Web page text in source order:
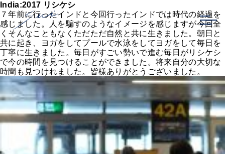
India:2017 リシケシ
７年前に行ったインドと今回行ったインドでは時代の経過を
感じました。人を騙すのようなイメージを感じますが今回全
くそんなこともなくただただ自然と共に生きました。朝日と
共に起き、ヨガをしてプールで水泳をしてヨガをして毎日を
丁寧に生きました。毎日がすごい勢いで進む毎日がリシケシ
で今の時間を見つけることができました。将来自分の大切な
時間も見つけれました。皆様ありがとうございました。